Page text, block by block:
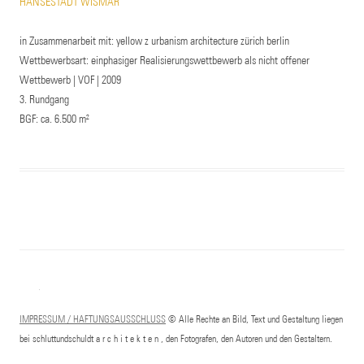
in Zusammenarbeit mit: yellow z urbanism architecture zürich berlin
Wettbewerbsart: einphasiger Realisierungswettbewerb als nicht offener
Wettbewerb | VOF | 2009
3. Rundgang
BGF: ca. 6.500 m²
IMPRESSUM / HAFTUNGSAUSSCHLUSS © Alle Rechte an Bild, Text und Gestaltung liegen
bei schluttundschuldt a r c h i t e k t e n , den Fotografen, den Autoren und den Gestaltern.